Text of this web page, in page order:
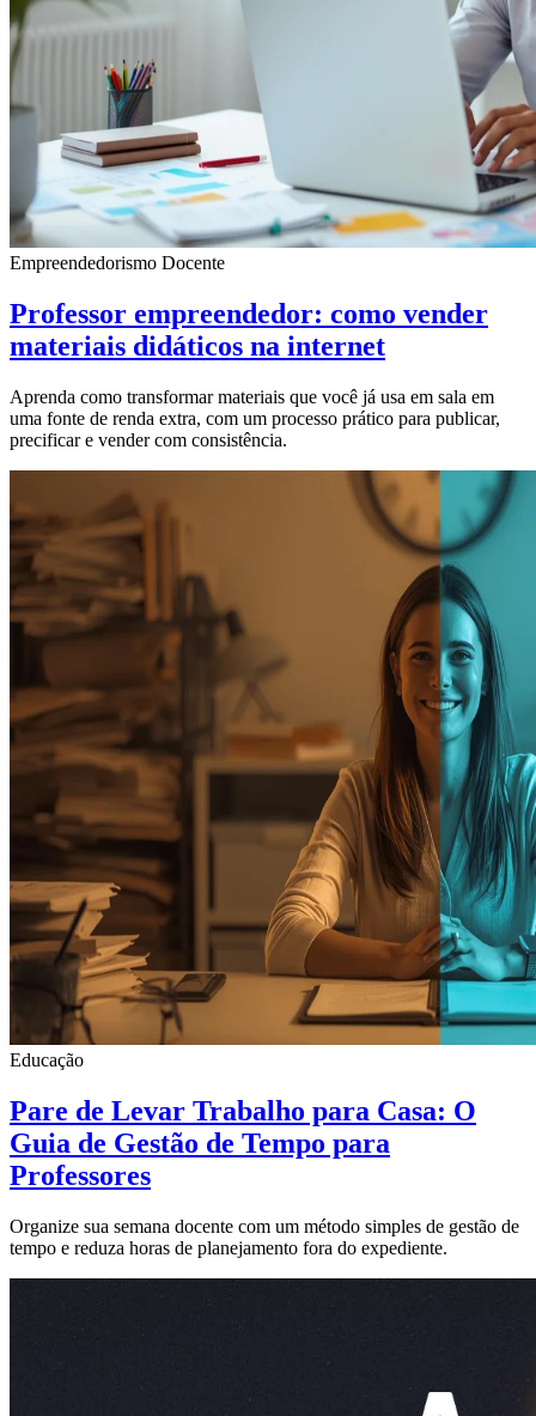
Empreendedorismo Docente
Professor empreendedor: como vender
materiais didáticos na internet
Aprenda como transformar materiais que você já usa em sala em
uma fonte de renda extra, com um processo prático para publicar,
precificar e vender com consistência.
Educação
Pare de Levar Trabalho para Casa: O
Guia de Gestão de Tempo para
Professores
Organize sua semana docente com um método simples de gestão de
tempo e reduza horas de planejamento fora do expediente.